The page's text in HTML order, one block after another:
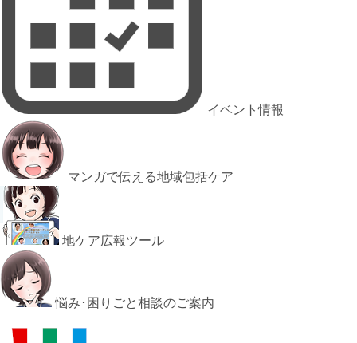
イベント情報
マンガで伝える地域包括ケア
地ケア広報ツール
悩み･困りごと相談のご案内